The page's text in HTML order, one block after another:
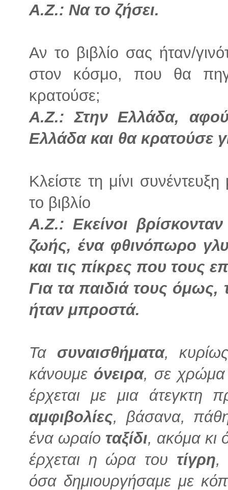
Α.Ζ.: Να το ζήσει.
Αν το βιβλίο σας ήταν/
στον κόσμο, που θα
κρατούσε;
Α.Ζ.: Στην Ελλάδα, αφού
Ελλάδα και θα κρατούσε
Κλείστε τη μίνι
το βιβλίο
Α.Ζ.:Εκείνοι
ζωής, ένα φθινόπωρο
και τις πίκρες που τους
Για τα παιδιά τους όμως,
ήταν μπροστά.
Τα συναισθήματα,
κάνουμε όνειρα, σε
έρχεται με μια άτεγκτη
αμφιβολίες, βάσανα,
ένα ωραίο ταξίδι, ακόμα κι
έρχεται η ώρα του τίγρη,
όσα δημιουργήσαμε με